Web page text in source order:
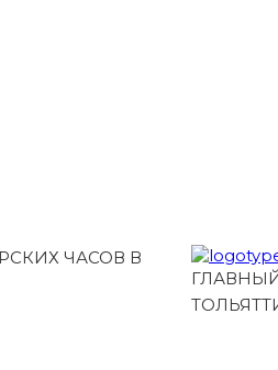
ЧАСОВ В